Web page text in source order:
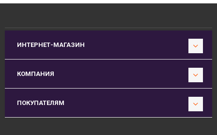
ИНТЕРНЕТ-МАГАЗИН
КОМПАНИЯ
ПОКУПАТЕЛЯМ